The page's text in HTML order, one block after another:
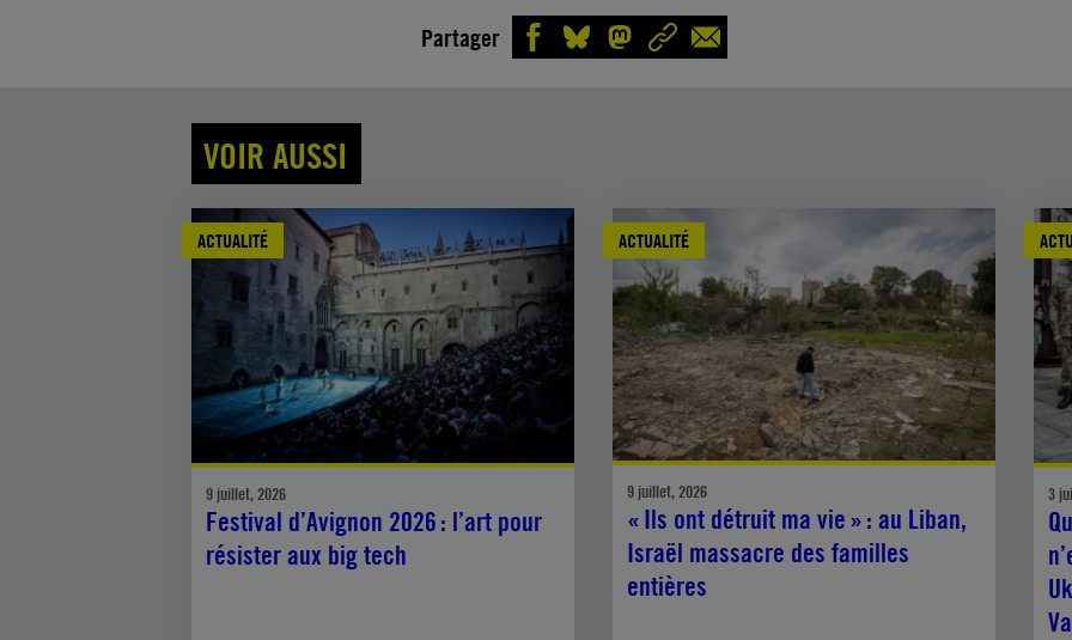
Partager
VOIR AUSSI
ACTUALITÉ
9 juillet, 2026
Festival d’Avignon 2026 : l’art pour
résister aux big tech
ACTUALITÉ
9 juillet, 2026
« Ils ont détruit ma vie » : au Liban,
Israël massacre des familles
entières
3